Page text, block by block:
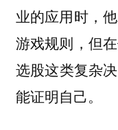
业的应用时，
游戏规则，但
选股这类复杂
能证明自己。